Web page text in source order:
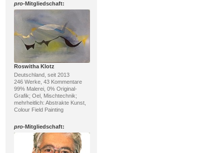
pro-Mitgliedschaft:
Roswitha Klotz
Deutschland, seit 2013
246 Werke, 43 Kommentare
99% Malerei, 0% Original-
Grafik; Oel, Mischtechnik;
mehrheitlich: Abstrakte Kunst,
Colour Field Painting
pro-Mitgliedschaft: